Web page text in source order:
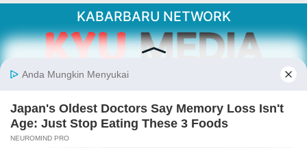
KABARBARU NETWORK
Kabarbaru.co menyajikan berita aktual dan
inspiratif dari sudut pandang berbaik sangka